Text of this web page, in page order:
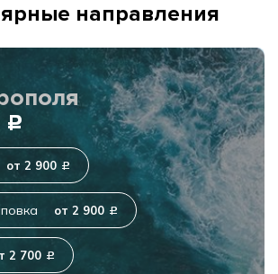
направления
c
от 2 900 c
от 2 900 c
2 700 c